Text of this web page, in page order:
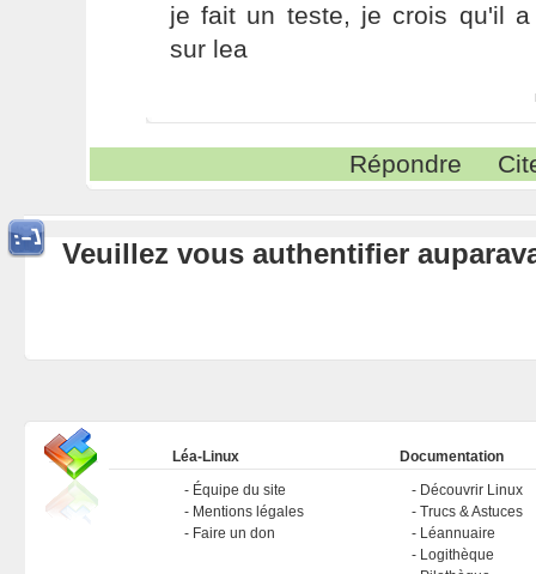
je fait un teste, je crois qu'il a
sur lea
Répondre
Veuillez vous authentifier
Léa-Linux
Équipe du site
Mentions légales
Faire un don
Documentation
Découvrir Linux
Trucs & Astuces
Léannuaire
Logithèque